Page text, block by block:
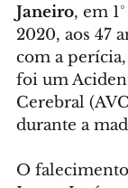
Janeiro, em
2020, aos 47
com a perícia,
foi um
Cerebral
durante a
O